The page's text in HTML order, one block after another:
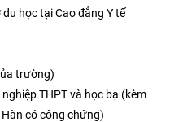
học tại Cao đẳng Y tế
trường)
THPT và học bạ (kèm
có công chứng)